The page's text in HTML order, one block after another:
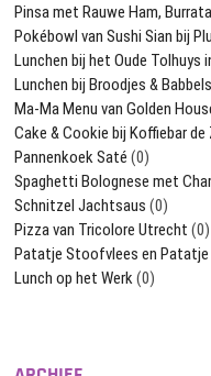
Pinsa met Rauwe Ham,
Pokébowl van Sushi Sian bij
Lunchen bij het Oude Tolhuys
Lunchen bij Broodjes &
Ma-Ma Menu van Golden
Cake & Cookie bij Koffiebar de
Pannenkoek Saté (0)
Spaghetti Bolognese met
Schnitzel Jachtsaus (0)
Pizza van Tricolore Utrecht (0)
Patatje Stoofvlees en Patatje
Lunch op het Werk(0)